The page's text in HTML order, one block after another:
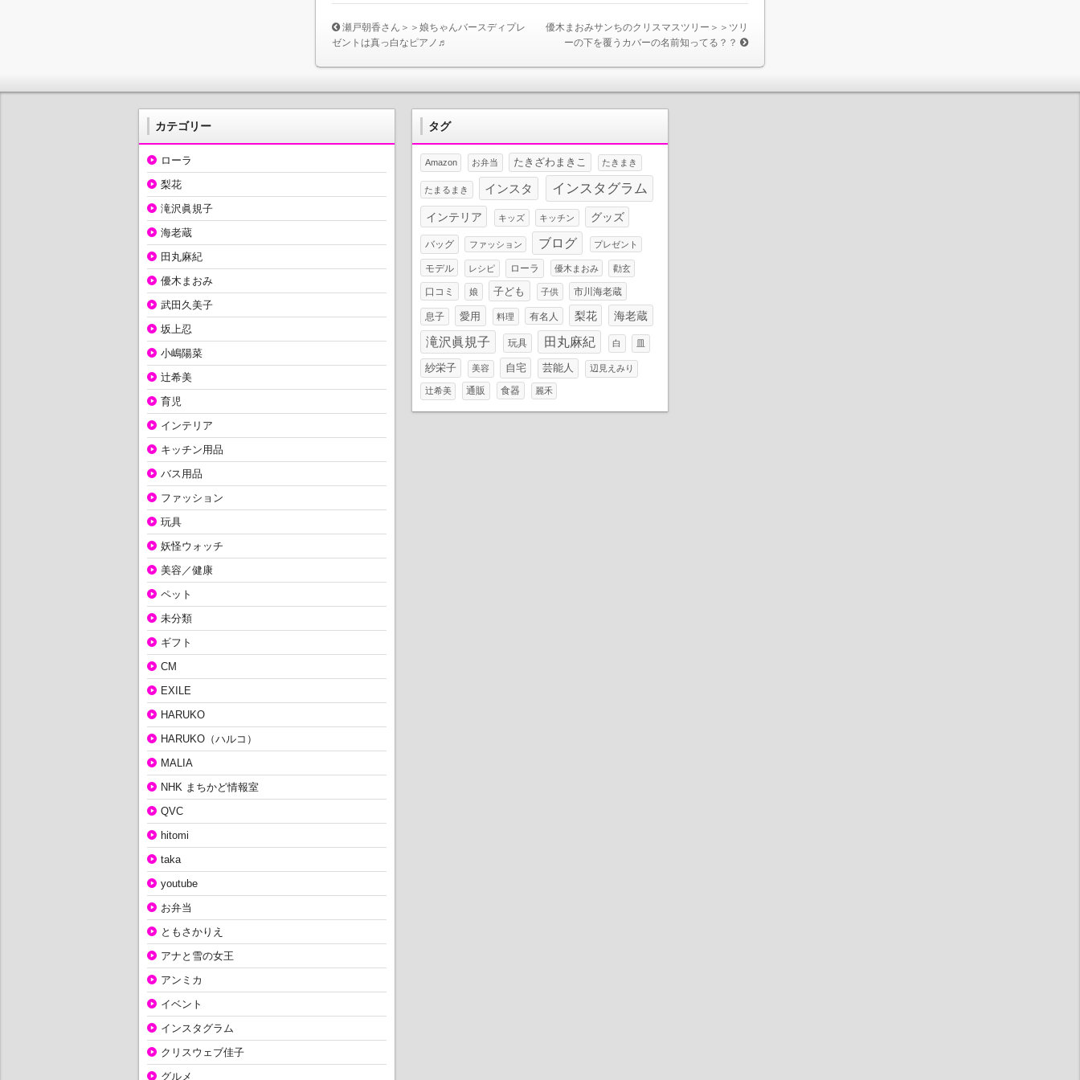
瀬戸朝香さん＞＞娘ちゃんバースディプレ
ゼントは真っ白なピアノ♬
優木まおみサンちのクリスマスツリー＞＞ツリ
ーの下を覆うカバーの名前知ってる？？
カテゴリー
ローラ
梨花
滝沢眞規子
海老蔵
田丸麻紀
優木まおみ
武田久美子
坂上忍
小嶋陽菜
辻希美
育児
インテリア
キッチン用品
バス用品
ファッション
玩具
妖怪ウォッチ
美容／健康
ペット
未分類
ギフト
CM
EXILE
HARUKO
HARUKO（ハルコ）
MALIA
NHK まちかど情報室
QVC
hitomi
taka
youtube
お弁当
ともさかりえ
アナと雪の女王
アンミカ
イベント
インスタグラム
クリスウェブ佳子
グルメ
タグ
Amazon お弁当 たきざわまきこ たきまき
たまるまき インスタ インスタグラム
インテリア キッズ キッチン グッズ
バッグ ファッション ブログ プレゼント
モデル レシピ ローラ 優木まおみ 勸玄
口コミ 娘 子ども 子供 市川海老蔵
息子 愛用 料理 有名人 梨花 海老蔵
滝沢眞規子 玩具 田丸麻紀 白 皿
紗栄子 美容 自宅 芸能人 辺見えみり
辻希美 通販 食器 麗禾